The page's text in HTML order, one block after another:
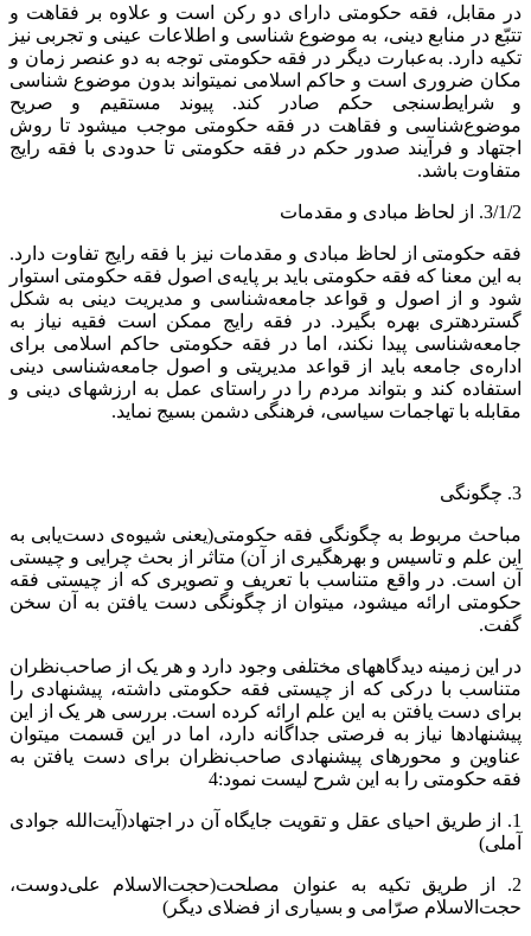
در مقابل، فقه حکومتی دارای دو رکن است و علاوه بر فقاهت و
تتبّع در منابع دینی، به موضوع شناسی و اطلاعات عینی و تجربی نیز
تکیه دارد. به‌عبارت دیگر در فقه حکومتی توجه به دو عنصر زمان و
مکان ضروری است و حاکم اسلامی نمی‏تواند بدون موضوع شناسی
و شرایط‌سنجی حکم صادر کند. پیوند مستقیم و صریح
موضوع‌شناسی و فقاهت در فقه حکومتی موجب می‏شود تا روش
اجتهاد و فرآیند صدور حکم در فقه حکومتی تا حدودی با فقه رایج
متفاوت باشد.
3/1/2. از لحاظ مبادی و مقدمات
فقه حکومتی از لحاظ مبادی و مقدمات نیز با فقه رایج تفاوت دارد.
به این معنا که فقه حکومتی باید بر پایه‌ی اصول فقه حکومتی استوار
شود و از اصول و قواعد جامعه‌شناسی و مدیریت دینی به شکل
گسترده‏تری بهره بگیرد. در فقه رایج ممکن است فقیه نیاز به
جامعه‌شناسی پیدا نکند، اما در فقه حکومتی حاکم اسلامی برای
اداره‌ی جامعه باید از قواعد مدیریتی و اصول جامعه‌شناسی دینی
استفاده کند و بتواند مردم را در راستای عمل به ارزش‏های دینی و
مقابله با تهاجمات سیاسی، فرهنگی دشمن بسیج نماید.
3. چگونگی
مباحث مربوط به چگونگی فقه حکومتی(یعنی شیوه‌ی دست‌یابی به
این علم و تاسیس و بهره‏گیری از آن) متاثر از بحث چرایی و چیستی
آن است. در واقع متناسب با تعریف و تصویری که از چیستی فقه
حکومتی ارائه می‏شود، می‏توان از چگونگی دست یافتن به آن سخن
گفت.
در این زمینه دیدگاه‏های مختلفی وجود دارد و هر یک از صاحب‌نظران
متناسب با درکی که از چیستی فقه حکومتی داشته‌، پیشنهادی را
برای دست یافتن به این علم ارائه کرده است. بررسی هر یک از این
پیشنهادها نیاز به فرصتی جداگانه دارد، اما در این قسمت می‏توان
عناوین و محورهای پیشنهادی صاحب‌نظران برای دست یافتن به
فقه حکومتی را به این شرح لیست نمود:4
1. از طریق احیای عقل و تقویت جایگاه آن در اجتهاد(آیت‌الله جوادی
آملی)
2. از طریق تکیه به عنوان مصلحت‌(حجت‌الاسلام علی‌دوست،
حجت‌الاسلام صرّامی و بسیاری از فضلای دیگر)